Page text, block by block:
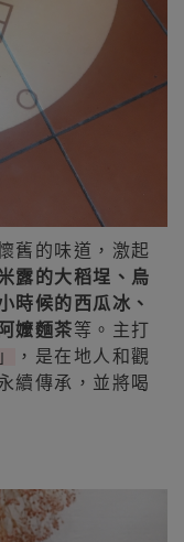
舊的味道，激起
露的大稻埕、烏
時候的西瓜冰、
嬤麵茶等。主打
，是在地人和觀
續傳承，並將喝